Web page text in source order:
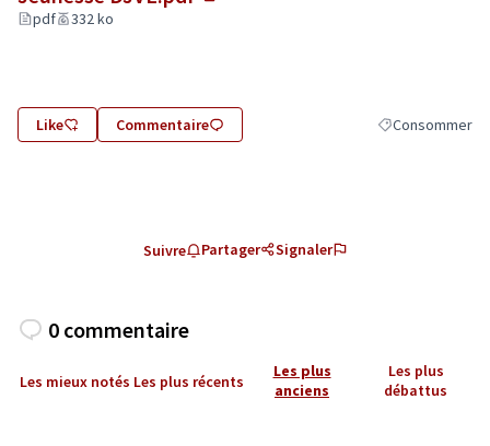
pdf 332 ko
Like Commentaire Filtrer les
Consommer
Suivre Partager Signaler
0 commentaire
Les mieux notés Les plus récents
Les plus
anciens
Les plus
débattus